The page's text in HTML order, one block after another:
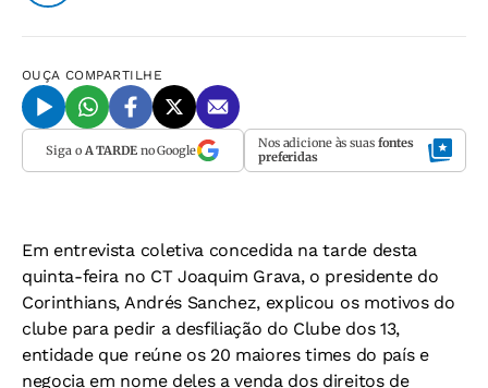
OUÇA COMPARTILHE
Siga o A TARDEno Google Nos adicione às suas fontes
preferidas
Em entrevista coletiva concedida na tarde desta
quinta-feira no CT Joaquim Grava, o presidente do
Corinthians, Andrés Sanchez, explicou os motivos do
clube para pedir a desfiliação do Clube dos 13,
entidade que reúne os 20 maiores times do país e
negocia em nome deles a venda dos direitos de